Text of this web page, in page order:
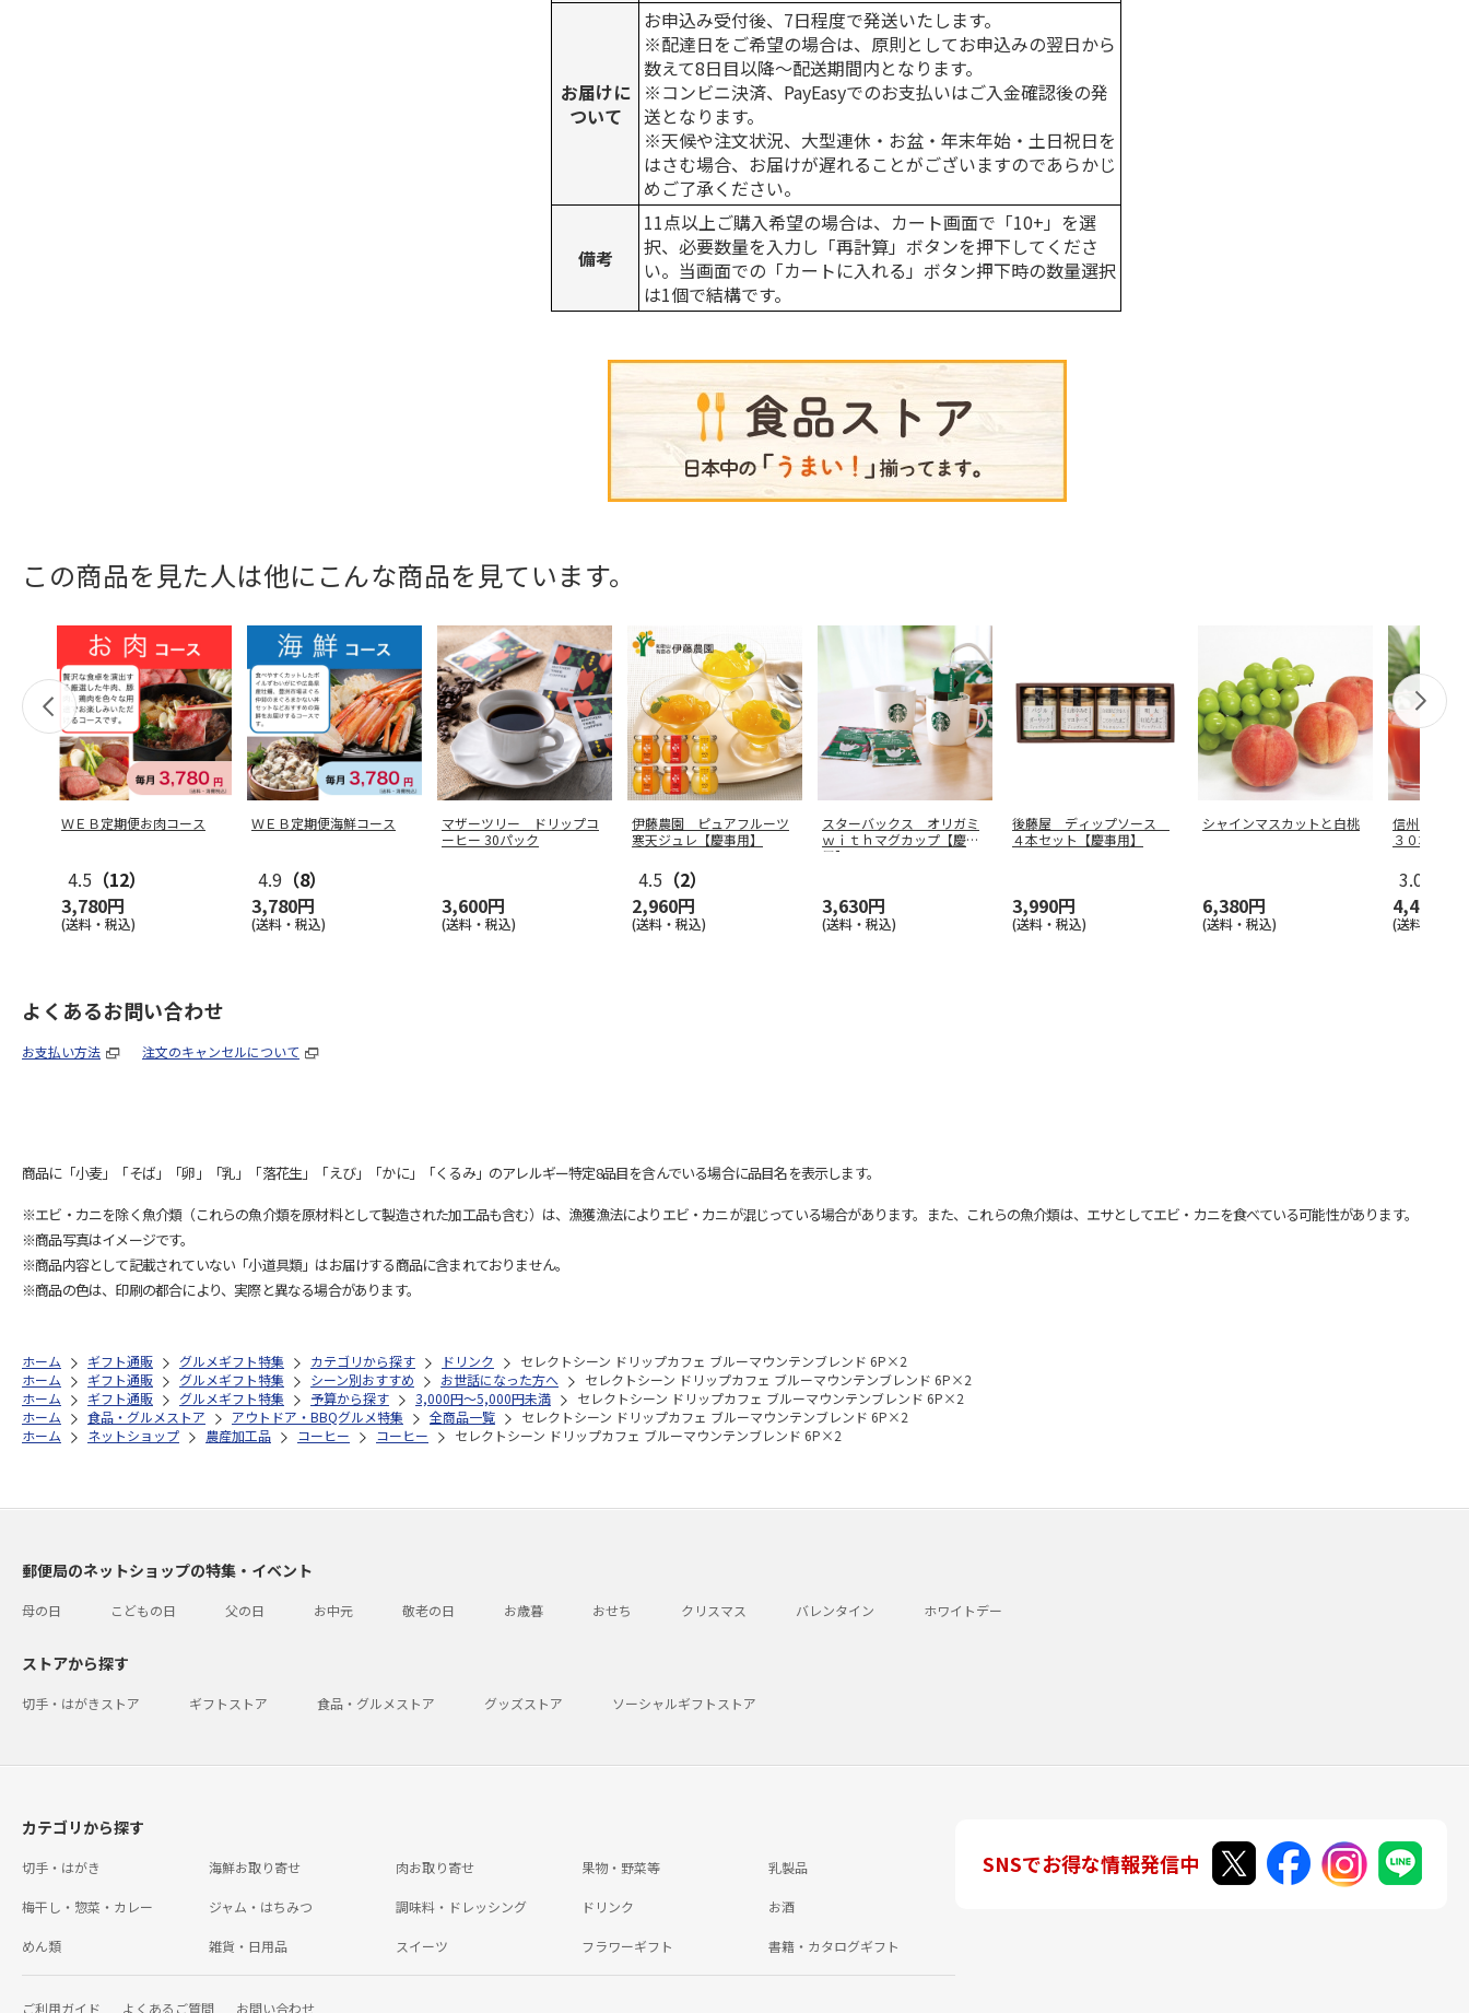
お届けに
ついて
お申込み受付後、7日程度で発送いたします。
※配達日をご希望の場合は、原則としてお申込みの翌日から
数えて8日目以降～配送期間内となります。
※コンビニ決済、PayEasyでのお支払いはご入金確認後の発
送となります。
※天候や注文状況、大型連休・お盆・年末年始・土日祝日を
はさむ場合、お届けが遅れることがございますのであらかじ
めご了承ください。
備考
11点以上ご購入希望の場合は、カート画面で「10+」を選
択、必要数量を入力し「再計算」ボタンを押下してくださ
い。当画面での「カートに入れる」ボタン押下時の数量選択
は1個で結構です。
この商品を見た人は他にこんな商品を見ています。
ＷＥＢ定期便お肉コース
4.5 （12）
3,780円
(送料・税込)
ＷＥＢ定期便海鮮コース
4.9 （8）
3,780円
(送料・税込)
マザーツリー ドリップコ
ーヒー 30パック
3,600円
(送料・税込)
伊藤農園 ピュアフルーツ
寒天ジュレ【慶事用】
4.5 （2）
2,960円
(送料・税込)
スターバックス オリガミ
ｗｉｔｈマグカップ【慶事
用】
3,630円
(送料・税込)
後藤屋 ディップソース
４本セット【慶事用】
3,990円
(送料・税込)
シャインマスカットと白桃
6,380円
(送料・税込)
信州安曇野
３０本
3.0
4,440円
(送料・税込)
よくあるお問い合わせ
お支払い方法 注文のキャンセルについて
商品に「小麦」「そば」「卵」「乳」「落花生」「えび」「かに」「くるみ」のアレルギー特定8品目を含んでいる場合に品目名を表示します。
※エビ・カニを除く魚介類（これらの魚介類を原材料として製造された加工品も含む）は、漁獲漁法によりエビ・カニが混じっている場合があります。また、これらの魚介類は、エサとしてエビ・カニを食べている可能性があります。
※商品写真はイメージです。
※商品内容として記載されていない「小道具類」はお届けする商品に含まれておりません。
※商品の色は、印刷の都合により、実際と異なる場合があります。
ホーム ギフト通販 グルメギフト特集 カテゴリから探す ドリンク
セレクトシーン ドリップカフェ ブルーマウンテンブレンド 6P×2
ホーム
ギフト通販 グルメギフト特集 シーン別おすすめ お世話になった方へ
セレクトシーン ドリップカフェ ブルーマウンテンブレンド 6P×2
ホーム
ギフト通販 グルメギフト特集 予算から探す 3,000円～5,000円未満
セレクトシーン ドリップカフェ ブルーマウンテンブレンド 6P×2
ホーム
食品・グルメストア アウトドア・BBQグルメ特集 全商品一覧
セレクトシーン ドリップカフェ ブルーマウンテンブレンド 6P×2
ホーム
ネットショップ 農産加工品 コーヒー コーヒー セレクトシーン ドリップカフェ ブルーマウンテンブレンド 6P×2
郵便局のネットショップの特集・イベント
母の日 こどもの日 父の日 お中元 敬老の日 お歳暮 おせち クリスマス バレンタイン ホワイトデー
ストアから探す
切手・はがきストア ギフトストア 食品・グルメストア グッズストア ソーシャルギフトストア
カテゴリから探す
切手・はがき 海鮮お取り寄せ 肉お取り寄せ 果物・野菜等 乳製品
梅干し・惣菜・カレー ジャム・はちみつ 調味料・ドレッシング ドリンク お酒
めん類 雑貨・日用品 スイーツ フラワーギフト 書籍・カタログギフト
ご利用ガイド よくあるご質問 お問い合わせ
SNSでお得な情報発信中